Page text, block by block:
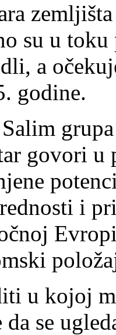
su u
a
godine.
govori u
i
u kojoj
se